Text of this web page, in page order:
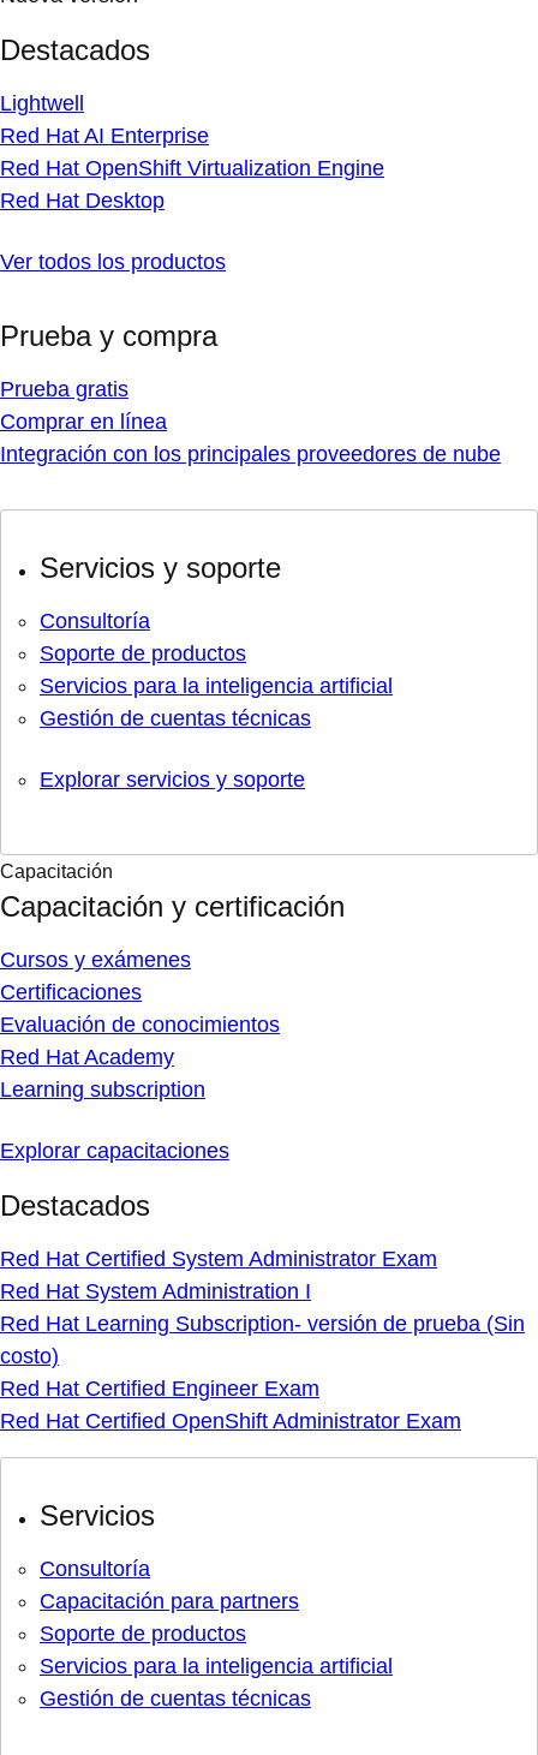
Destacados
Lightwell
Red Hat AI Enterprise
Red Hat OpenShift Virtualization Engine
Red Hat Desktop
Ver todos los productos
Prueba y compra
Prueba gratis
Comprar en línea
Integración con los principales proveedores de nube
Servicios y soporte
Consultoría
Soporte de productos
Servicios para la inteligencia artificial
Gestión de cuentas técnicas
Explorar servicios y soporte
Capacitación
Capacitación y certificación
Cursos y exámenes
Certificaciones
Evaluación de conocimientos
Red Hat Academy
Learning subscription
Explorar capacitaciones
Destacados
Red Hat Certified System Administrator Exam
Red Hat System Administration I
Red Hat Learning Subscription- versión de prueba (Sin
costo)
Red Hat Certified Engineer Exam
Red Hat Certified OpenShift Administrator Exam
Servicios
Consultoría
Capacitación para partners
Soporte de productos
Servicios para la inteligencia artificial
Gestión de cuentas técnicas